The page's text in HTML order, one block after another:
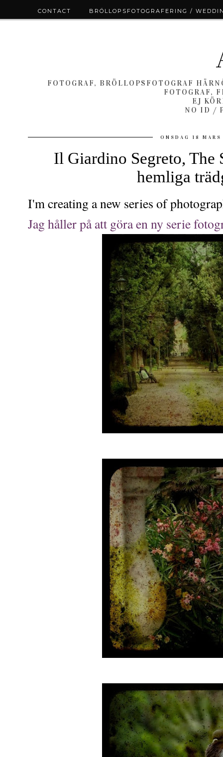
FOTOGRAF, BRÖLLOPSFOTOGRAF
FOTOGRAF,
EJ
NO ID /
ONSDAG 18
Il Giardino Segreto, The
hemliga
I'm creating a new series of
Jag håller på att göra en ny serie
CONTACT BRÖLLOPSFOTOGRAFERING /